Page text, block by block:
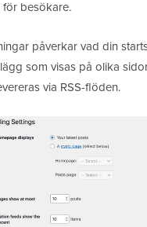
för besökare.
påverkar vad din
som visas på olika
via RSS-flöden.